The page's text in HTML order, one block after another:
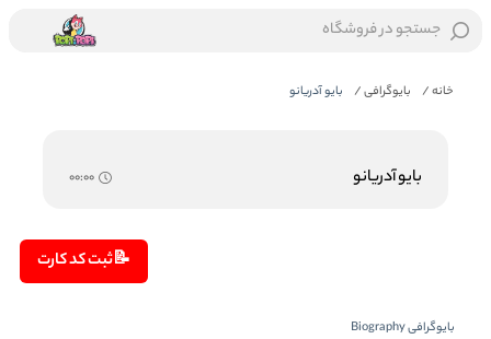
جستجو در فروشگاه
خانه/ بایوگرافی/ بایو آدریانو
بایو آدریانو 00:00
📝ثبت کد کارت
بایوگرافیBiography